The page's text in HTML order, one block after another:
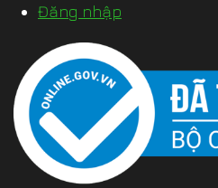
Đăng nhập